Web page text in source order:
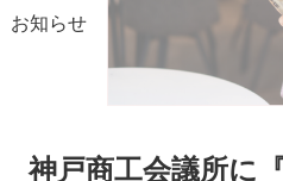
お知らせ
神戸商工会議所に